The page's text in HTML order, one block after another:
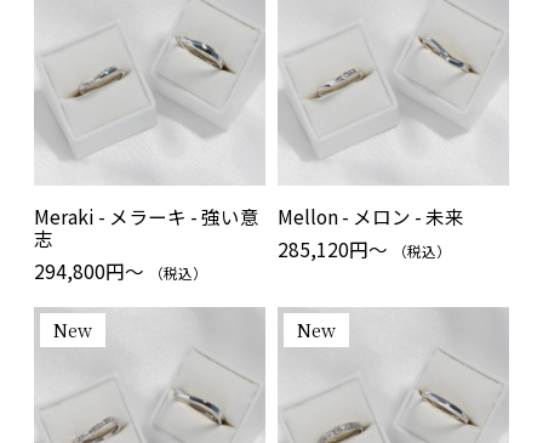
Meraki - メラーキ - 強い意
志
294,800円～
（税込）
Mellon - メロン - 未来
285,120円～
（税込）
New New